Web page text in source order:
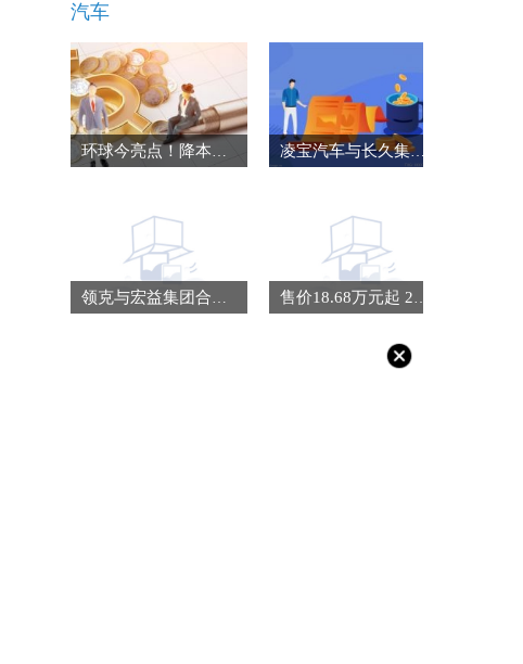
汽车
环球今亮点！降本增效利器 试驾混动五菱菱势黄金卡 凌宝汽车与长久集团长久数科事业部达成战略合作
领克与宏益集团合作 “亚太战略”再启新程 售价18.68万元起 24款传祺GS8正式上市